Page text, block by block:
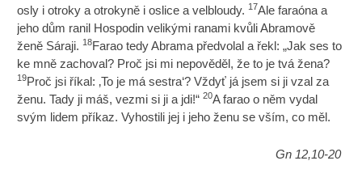
osly i otroky a otrokyně i oslice a velbloudy.17Ale faraóna a
jeho dům ranil Hospodin velikými ranami kvůli Abramově
ženě Sáraji.18Farao tedy Abrama předvolal a řekl: „Jak ses to
ke mně zachoval? Proč jsi mi nepověděl, že to je tvá žena?
19Proč jsi říkal: ‚To je má sestra‘? Vždyť já jsem si ji vzal za
ženu. Tady ji máš, vezmi si ji a jdi!“20A farao o něm vydal
svým lidem příkaz. Vyhostili jej i jeho ženu se vším, co měl.
Gn 12,10-20